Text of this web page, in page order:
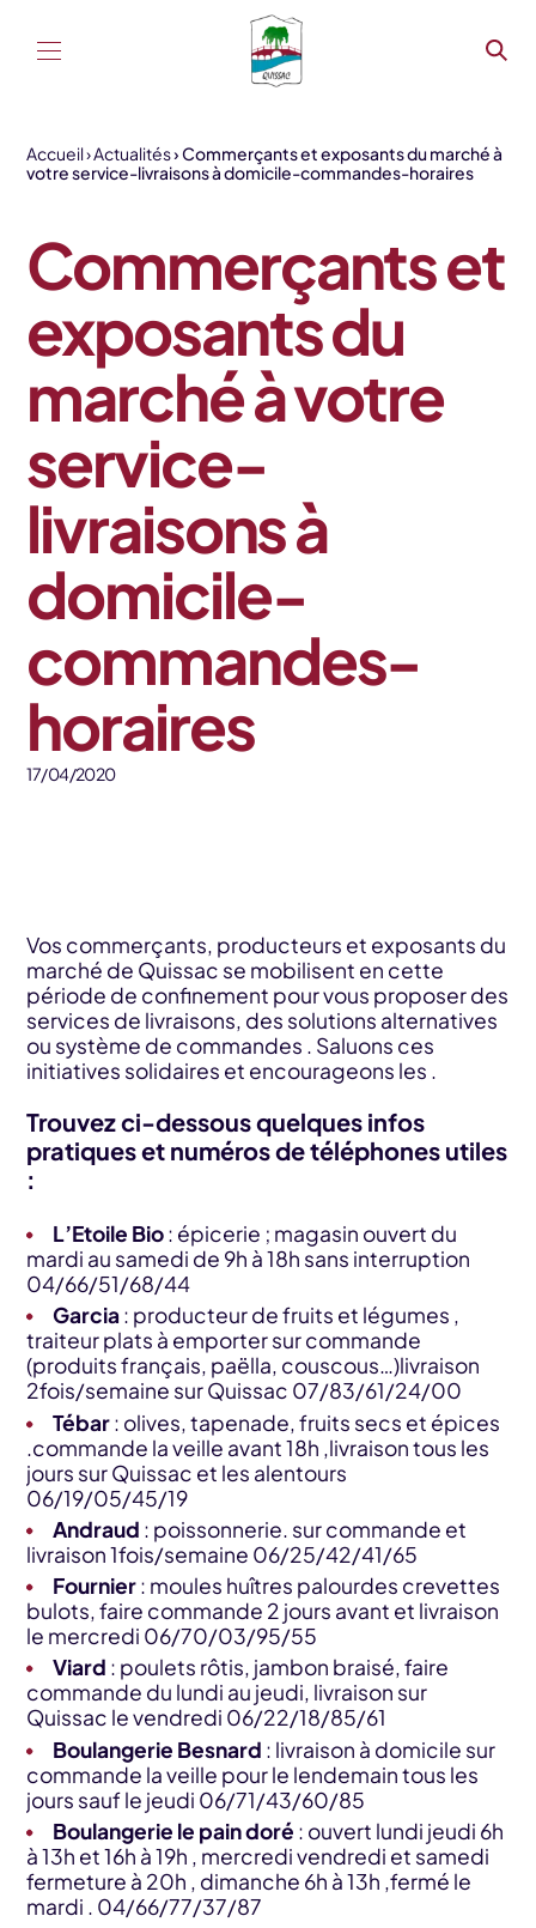
Accueil Actualités Commerçants et exposants du marché à
votre service-livraisons à domicile-commandes-horaires
Commerçants et
exposants du
marché à votre
service-
livraisons à
domicile-
commandes-
horaires
17/04/2020
Vos commerçants, producteurs et exposants du
marché de Quissac se mobilisent en cette
période de confinement pour vous proposer des
services de livraisons, des solutions alternatives
ou système de commandes . Saluons ces
initiatives solidaires et encourageons les .
Trouvez ci-dessous quelques infos
pratiques et numéros de téléphones utiles
:
L’Etoile Bio: épicerie ; magasin ouvert du
mardi au samedi de 9h à 18h sans interruption
04/66/51/68/44
Garcia: producteur de fruits et légumes ,
traiteur plats à emporter sur commande
(produits français, paëlla, couscous…)livraison
2fois/semaine sur Quissac 07/83/61/24/00
Tébar: olives, tapenade, fruits secs et épices
.commande la veille avant 18h ,livraison tous les
jours sur Quissac et les alentours
06/19/05/45/19
Andraud : poissonnerie. sur commande et
livraison 1fois/semaine 06/25/42/41/65
Fournier: moules huîtres palourdes crevettes
bulots, faire commande 2 jours avant et livraison
le mercredi 06/70/03/95/55
Viard : poulets rôtis, jambon braisé, faire
commande du lundi au jeudi, livraison sur
Quissac le vendredi 06/22/18/85/61
Boulangerie Besnard : livraison à domicile sur
commande la veille pour le lendemain tous les
jours sauf le jeudi 06/71/43/60/85
Boulangerie le pain doré : ouvert lundi jeudi 6h
à 13h et 16h à 19h , mercredi vendredi et samedi
fermeture à 20h , dimanche 6h à 13h ,fermé le
mardi . 04/66/77/37/87